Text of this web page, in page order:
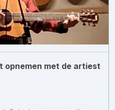
opnemen met de artiest